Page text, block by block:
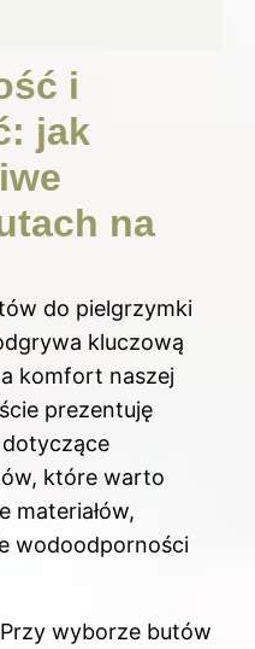
i
jak
na
do pielgrzymki
kluczową
komfort naszej
prezentuję
dotyczące
które warto
materiałów,
wodoodporności
wyborze butów